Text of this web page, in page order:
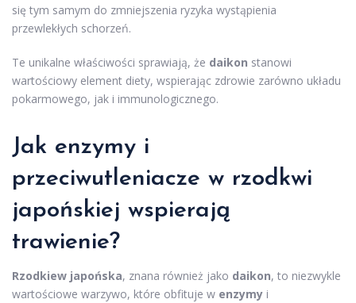
się tym samym do zmniejszenia ryzyka wystąpienia
przewlekłych schorzeń.
Te unikalne właściwości sprawiają, że daikon stanowi
wartościowy element diety, wspierając zdrowie zarówno układu
pokarmowego, jak i immunologicznego.
Jak enzymy i
przeciwutleniacze w rzodkwi
japońskiej wspierają
trawienie?
Rzodkiew japońska, znana również jako daikon, to niezwykle
wartościowe warzywo, które obfituje w enzymy i